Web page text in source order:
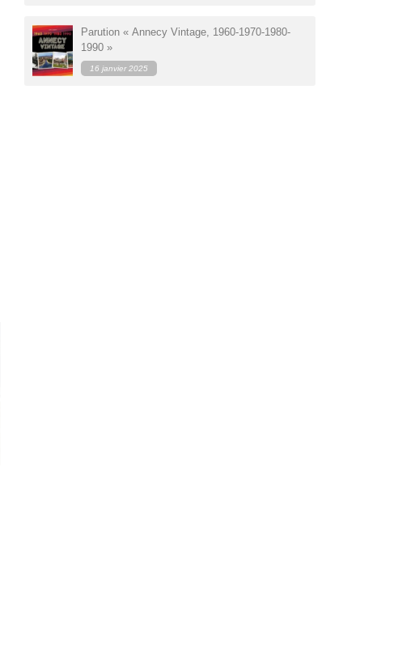
Parution « Annecy Vintage, 1960-1970-1980-
1990 »
16 janvier 2025